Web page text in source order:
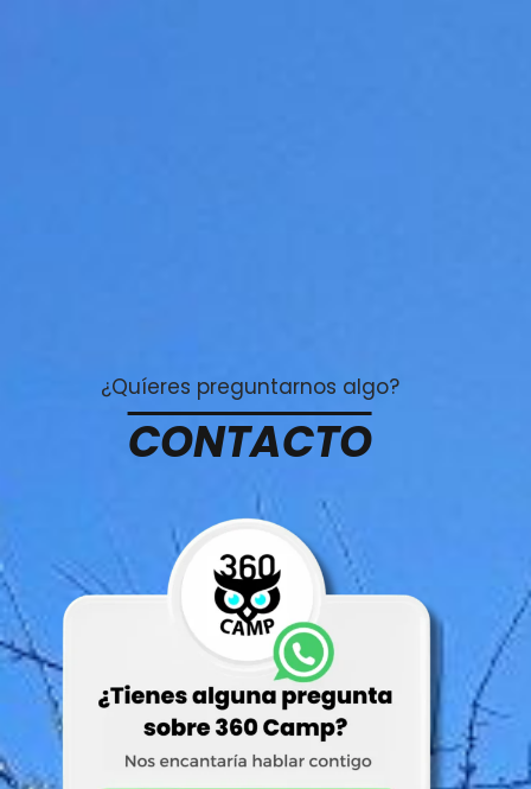
¿Quíeres preguntarnos algo?
CONTACTO